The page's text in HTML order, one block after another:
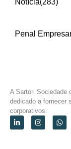
Notícia(283)
Penal
A Sartori Sociedade
dedicado a fornecer
corporativos.